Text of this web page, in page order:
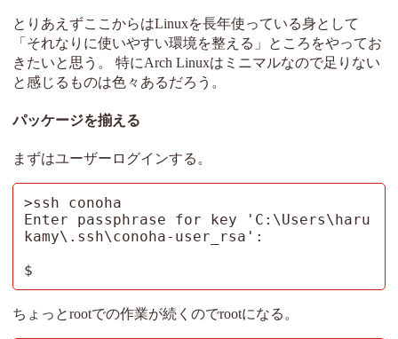
とりあえずここからはLinuxを長年使っている身として
「それなりに使いやすい環境を整える」ところをやってお
きたいと思う。 特にArch Linuxはミニマルなので足りない
と感じるものは色々あるだろう。
パッケージを揃える
まずはユーザーログインする。
>ssh conoha
Enter passphrase for key 'C:\Users\haru
kamy\.ssh\conoha-user_rsa':
$
ちょっとrootでの作業が続くのでrootになる。